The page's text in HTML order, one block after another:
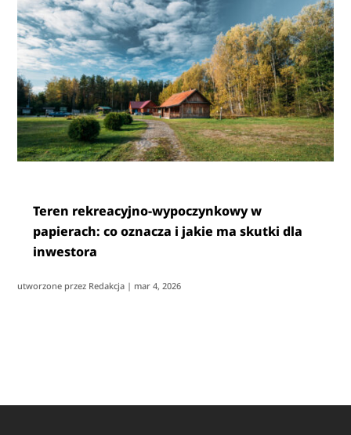
Teren rekreacyjno-wypoczynkowy w
papierach: co oznacza i jakie ma skutki dla
inwestora
utworzone przez Redakcja | mar 4, 2026